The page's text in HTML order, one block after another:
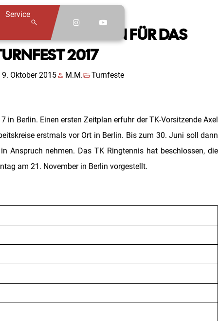
Service
search
PLANUNGEN FÜR DAS
2017
9. Oktober 2015person M.M.folder_openTurnfeste
Berlin. Einen ersten Zeitplan erfuhr der TK-Vorsitzende Axel
erstmals vor Ort in Berlin. Bis zum 30. Juni soll dann
Anspruch nehmen. Das TK Ringtennis hat beschlossen, die
am 21. November in Berlin vorgestellt.